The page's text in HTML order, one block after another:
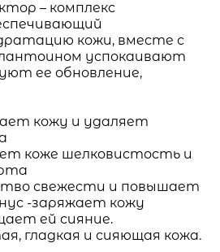
– комплекс
кожи, вместе с
успокаивают
ее обновление,
кожу и удаляет
коже шелковистость и
свежести и повышает
-заряжает кожу
ей сияние.
гладкая и сияющая кожа.